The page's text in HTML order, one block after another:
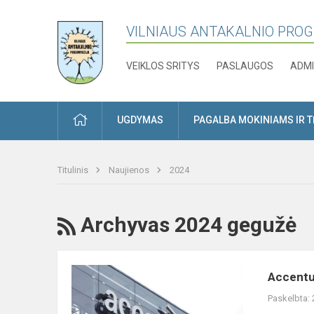
VILNIAUS ANTAKALNIO
VEIKLOS SRITYS PASLAUGOS
PRADŽIAUGDYMAS PAGALBA MOKINIAMS IR
Titulinis Naujienos 2024
RSS
Archyvas 2024 gegužė
Accenture
Lithuania
karjeros
Paskelbta: